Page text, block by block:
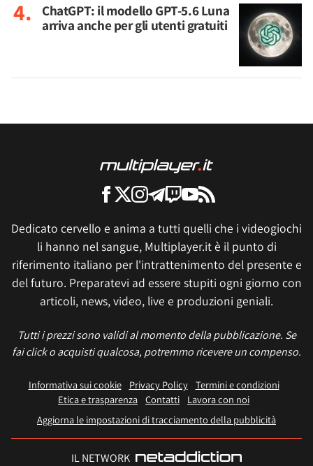
ChatGPT: il modello GPT-5.6 Luna
arriva anche per gli utenti gratuiti
Dedicato cervello e anima a tutti quelli che i videogiochi
li hanno nel sangue, Multiplayer.it è il punto di
riferimento italiano per l'intrattenimento del presente e
del futuro. Preparatevi ad essere stupiti ogni giorno con
articoli, news, video, live e produzioni geniali.
Tutti i prezzi sono validi al momento della pubblicazione. Se
fai click o acquisti qualcosa, potremmo ricevere un compenso.
Informativa sui cookie Privacy Policy
Termini e condizioni
Etica e trasparenza Contatti
Lavora con noi
Aggiorna le impostazioni di tracciamento della pubblicità
IL NETWORK